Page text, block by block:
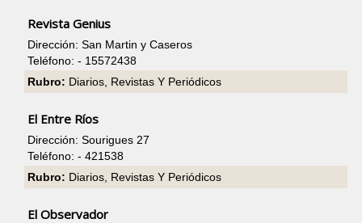
Revista Genius
Dirección: San Martin y Caseros
Teléfono: - 15572438
Rubro: Diarios, Revistas Y Periódicos
El Entre Ríos
Dirección: Sourigues 27
Teléfono: - 421538
Rubro: Diarios, Revistas Y Periódicos
El Observador